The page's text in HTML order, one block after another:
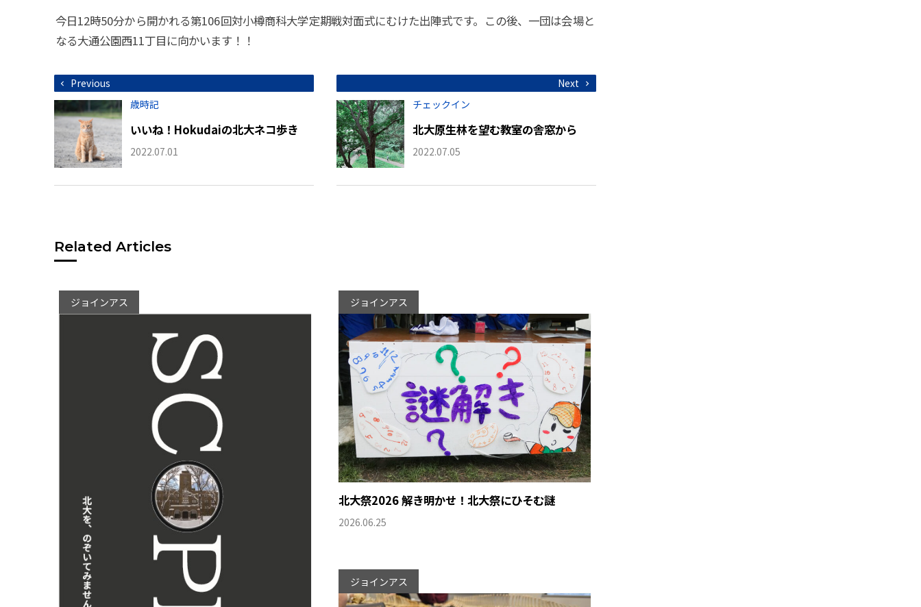
今日12時50分から開かれる第106回対小樽商科大学定期戦対面式にむけた出陣式です。この後、一団は会場と
なる大通公園西11丁目に向かいます！！
投
稿
ナ
ビ
ゲ
ー
シ
ョ
ン
Previous
歳時記
いいね！Hokudaiの北大ネコ歩き
2022.07.01
Next
チェックイン
北大原生林を望む教室の舎窓から
2022.07.05
Related Articles
ジョインアス ジョインアス
北大祭2026 解き明かせ！北大祭にひそむ謎
2026.06.25
ジョインアス